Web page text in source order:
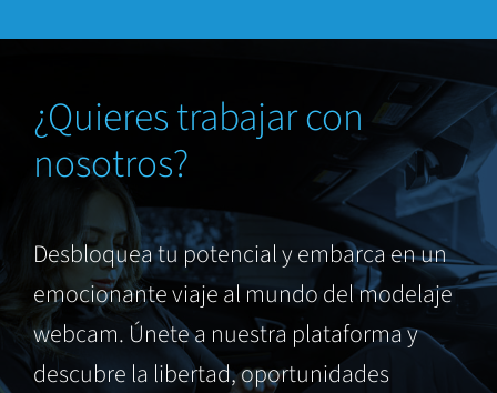
¿Quieres trabajar con
nosotros?
Desbloquea tu potencial y embarca en un
emocionante viaje al mundo del modelaje
webcam. Únete a nuestra plataforma y
descubre la libertad, oportunidades